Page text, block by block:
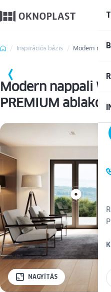
Inspirációs bázis Modern
Modern nappali
PREMIUM
NAGYÍTÁS